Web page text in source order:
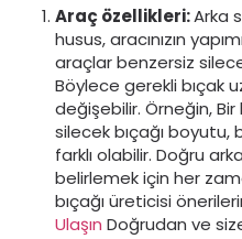
Araç özellikleri:Arka
husus, aracınızın
araçlar benzersiz
Böylece gerekli bıçak
değişebilir. Örneğin,
silecek bıçağı boyutu,
farklı olabilir. Doğru
belirlemek için her
bıçağı üreticisi
Ulaşın Doğrudan ve